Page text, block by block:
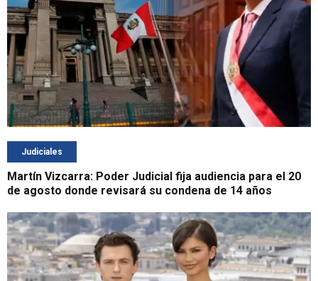
Judiciales
Martín Vizcarra: Poder Judicial fija audiencia para el 20
de agosto donde revisará su condena de 14 años